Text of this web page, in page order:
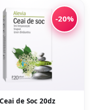
-20%
Ceai de Soc 20dz